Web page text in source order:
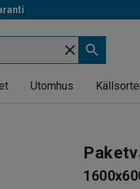
Utomhus